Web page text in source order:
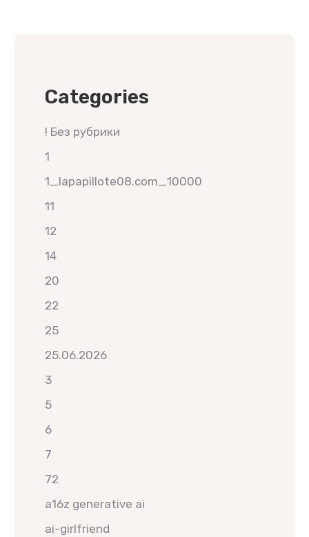
Categories
! Без рубрики
1
1_lapapillote08.com_10000
11
12
14
20
22
25
25.06.2026
3
5
6
7
72
a16z generative ai
ai-girlfriend